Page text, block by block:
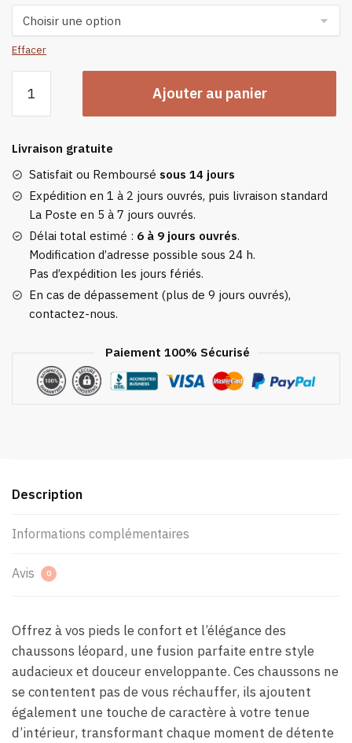
Effacer
Chaussons
Léopard
Ajouter au panier
Livraison gratuite
Satisfait ou Remboursé sous 14 jours
Expédition en 1 à 2 jours ouvrés, puis livraison standard
La Poste en 5 à 7 jours ouvrés.
Délai total estimé : 6 à 9 jours ouvrés.
Modification d’adresse possible sous 24 h.
Pas d’expédition les jours fériés.
En cas de dépassement (plus de 9 jours ouvrés),
contactez-nous.
Paiement 100% Sécurisé
Description
Informations complémentaires
Avis 0
Offrez à vos pieds le confort et l’élégance des
chaussons léopard, une fusion parfaite entre style
audacieux et douceur enveloppante. Ces chaussons ne
se contentent pas de vous réchauffer, ils ajoutent
également une touche de caractère à votre tenue
d’intérieur, transformant chaque moment de détente